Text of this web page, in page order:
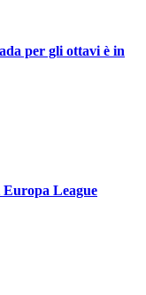
per gli ottavi è in
League